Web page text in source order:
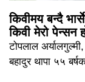
किवीमय बन्दै
किवी मेरो पेन्सन
टोपलाल
बहादुर थापा ५५